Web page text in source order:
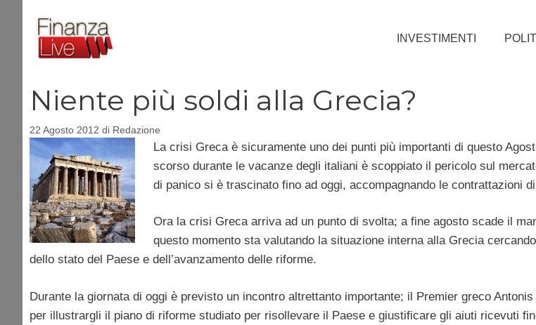
contenuto
INVESTIMENTI
Niente più soldi alla Grecia?
22 Agosto 2012 di Redazione
La crisi Greca è sicuramente uno dei punti più importanti di questo
scorso durante le vacanze degli italiani è scoppiato il pericolo sul
di panico si è trascinato fino ad oggi, accompagnando le contrattazioni di
Ora la crisi Greca arriva ad un punto di svolta; a fine agosto scade il
questo momento sta valutando la situazione interna alla Grecia
dello stato del Paese e dell’avanzamento delle riforme.
Durante la giornata di oggi è previsto un incontro altrettanto importante; il Premier greco
per illustrargli il piano di riforme studiato per risollevare il Paese e giustificare gli aiuti ricevuti